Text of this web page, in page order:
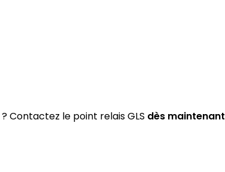
? Contactez le point relais GLS dès maintenant